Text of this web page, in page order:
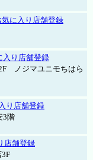
気に入り店舗登録
入り店舗登録
ノジマユニモちはら
り店舗登録
3階
店舗登録